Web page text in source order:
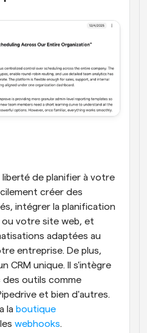
liberté de planifier à votre
créer des
intégrer la planification
votre site web, et
adaptées au
entreprise. De plus,
CRM unique. Il s'intègre
des outils comme
et bien d'autres.
la boutique
webhooks.